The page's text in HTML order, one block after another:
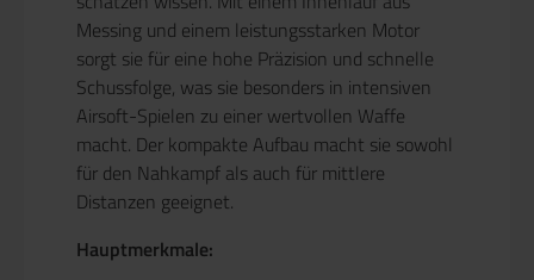
Messing und einem leistungsstarken Motor
sorgt sie für eine hohe Präzision und schnelle
Schussfolge, was sie besonders in intensiven
Airsoft-Spielen zu einer wertvollen Waffe
macht. Der kompakte Aufbau macht sie sowohl
für den Nahkampf als auch für mittlere
Distanzen geeignet.
Hauptmerkmale: